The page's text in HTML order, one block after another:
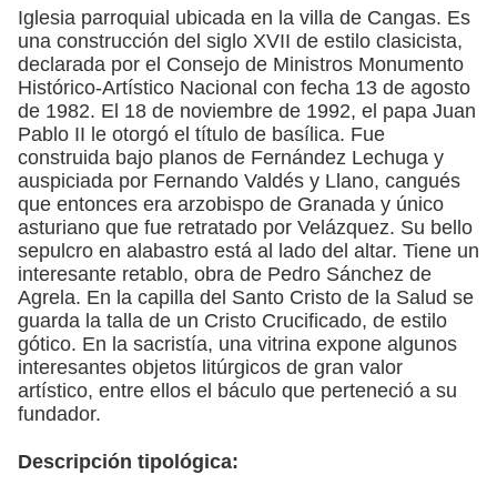
Iglesia parroquial ubicada en la villa de Cangas. Es
una construcción del siglo XVII de estilo clasicista,
declarada por el Consejo de Ministros Monumento
Histórico-Artístico Nacional con fecha 13 de agosto
de 1982. El 18 de noviembre de 1992, el papa Juan
Pablo II le otorgó el título de basílica. Fue
construida bajo planos de Fernández Lechuga y
auspiciada por Fernando Valdés y Llano, cangués
que entonces era arzobispo de Granada y único
asturiano que fue retratado por Velázquez. Su bello
sepulcro en alabastro está al lado del altar. Tiene un
interesante retablo, obra de Pedro Sánchez de
Agrela. En la capilla del Santo Cristo de la Salud se
guarda la talla de un Cristo Crucificado, de estilo
gótico. En la sacristía, una vitrina expone algunos
interesantes objetos litúrgicos de gran valor
artístico, entre ellos el báculo que perteneció a su
fundador.
Descripción tipológica: